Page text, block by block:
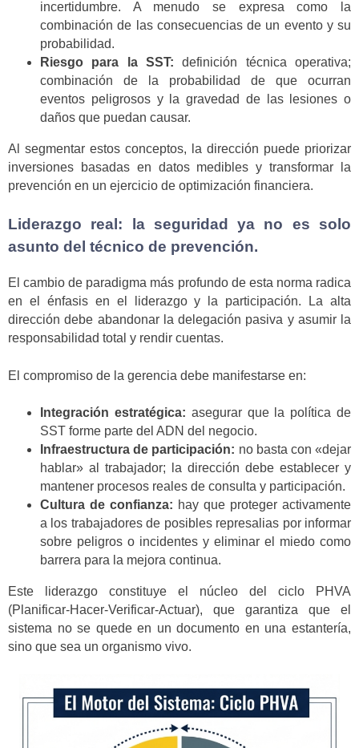
incertidumbre. A menudo se expresa como la
combinación de las consecuencias de un evento y su
probabilidad.
Riesgo para la SST: definición técnica operativa;
combinación de la probabilidad de que ocurran
eventos peligrosos y la gravedad de las lesiones o
daños que puedan causar.
Al segmentar estos conceptos, la dirección puede priorizar
inversiones basadas en datos medibles y transformar la
prevención en un ejercicio de optimización financiera.
Liderazgo real: la seguridad ya no es solo
asunto del técnico de prevención.
El cambio de paradigma más profundo de esta norma radica
en el énfasis en el liderazgo y la participación. La alta
dirección debe abandonar la delegación pasiva y asumir la
responsabilidad total y rendir cuentas.
El compromiso de la gerencia debe manifestarse en:
Integración estratégica: asegurar que la política de
SST forme parte del ADN del negocio.
Infraestructura de participación: no basta con «dejar
hablar» al trabajador; la dirección debe establecer y
mantener procesos reales de consulta y participación.
Cultura de confianza: hay que proteger activamente
a los trabajadores de posibles represalias por informar
sobre peligros o incidentes y eliminar el miedo como
barrera para la mejora continua.
Este liderazgo constituye el núcleo del ciclo PHVA
(Planificar-Hacer-Verificar-Actuar), que garantiza que el
sistema no se quede en un documento en una estantería,
sino que sea un organismo vivo.